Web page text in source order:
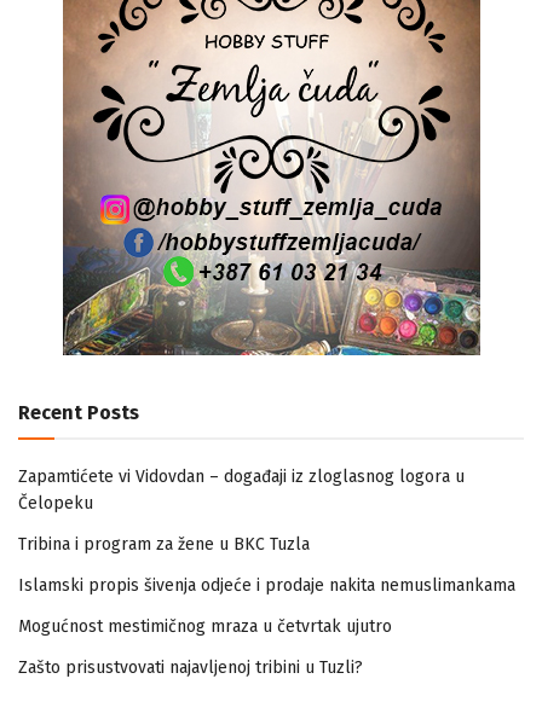
Recent Posts
Zapamtićete vi Vidovdan – događaji iz zloglasnog logora u
Čelopeku
Tribina i program za žene u BKC Tuzla
Islamski propis šivenja odjeće i prodaje nakita nemuslimankama
Mogućnost mestimičnog mraza u četvrtak ujutro
Zašto prisustvovati najavljenoj tribini u Tuzli?